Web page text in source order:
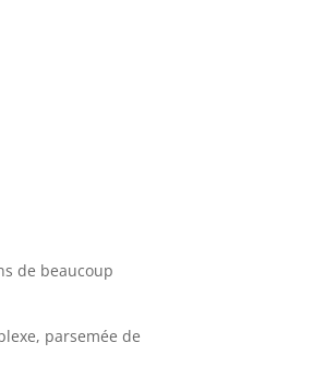
de beaucoup
parsemée de